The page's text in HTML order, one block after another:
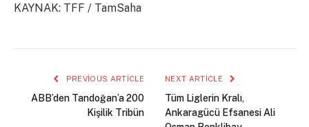
KAYNAK: TFF / TamSaha
PREVIOUS ARTICLE
ABB’den Tandoğan’a 200
Kişilik Tribün
NEXT ARTICLE
Tüm Liglerin Kralı,
Ankaragücü Efsanesi Ali